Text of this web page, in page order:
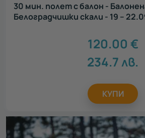
30 мин. полет с балон -
Белоградчишки скали - 19 –
120.00 €
234.7лв.
КУПИ